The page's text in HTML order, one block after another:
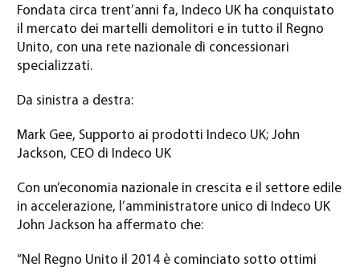
Fondata circa trent’anni fa, Indeco UK ha conquistato
il mercato dei martelli demolitori e in tutto il Regno
Unito, con una rete nazionale di concessionari
specializzati.
Da sinistra a destra:
Mark Gee, Supporto ai prodotti Indeco UK; John
Jackson, CEO di Indeco UK
Con un’economia nazionale in crescita e il settore edile
in accelerazione, l’amministratore unico di Indeco UK
John Jackson ha affermato che:
“Nel Regno Unito il 2014 è cominciato sotto ottimi